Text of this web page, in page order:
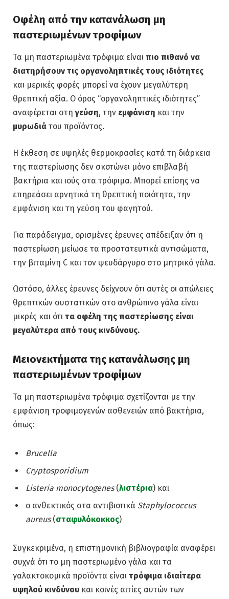
Οφέλη από την κατανάλωση μη
παστεριωμένων τροφίμων
Τα μη παστεριωμένα τρόφιμα είναι πιο πιθανό να
διατηρήσουν τις οργανοληπτικές τους ιδιότητες
και μερικές φορές μπορεί να έχουν μεγαλύτερη
θρεπτική αξία. Ο όρος “οργανοληπτικές ιδιότητες”
αναφέρεται στηγεύση, την εμφάνιση και την
μυρωδιά του προϊόντος.
Η έκθεση σε υψηλές θερμοκρασίες κατά τη διάρκεια
της παστερίωσης δεν σκοτώνει μόνο επιβλαβή
βακτήρια και ιούς στα τρόφιμα. Μπορεί επίσης να
επηρεάσει αρνητικά τη θρεπτική ποιότητα, την
εμφάνιση και τη γεύση του φαγητού.
Για παράδειγμα, ορισμένες έρευνες απέδειξαν ότι η
παστερίωση μείωσε τα προστατευτικά αντισώματα,
την βιταμίνη C και τον ψευδάργυρο στο μητρικό γάλα.
Ωστόσο, άλλες έρευνες δείχνουν ότι αυτές οι απώλειες
θρεπτικών συστατικών στο ανθρώπινο γάλα είναι
μικρές και ότι τα οφέλη της παστερίωσης είναι
μεγαλύτερα από τους κινδύνους.
Μειονεκτήματα της κατανάλωσης μη
παστεριωμένων τροφίμων
Τα μη παστεριωμένα τρόφιμα σχετίζονται με την
εμφάνιση τροφιμογενών ασθενειών από βακτήρια,
όπως:
Brucella
Cryptosporidium
Listeria monocytogenes(λιστέρια) και
ο ανθεκτικός στα αντιβιοτικά Staphylococcus
aureus(σταφυλόκοκκος)
Συγκεκριμένα, η επιστημονική βιβλιογραφία αναφέρει
συχνά ότι το μη παστεριωμένο γάλα και τα
γαλακτοκομικά προϊόντα είναι τρόφιμα ιδιαίτερα
υψηλού κινδύνου και κοινές αιτίες αυτών των